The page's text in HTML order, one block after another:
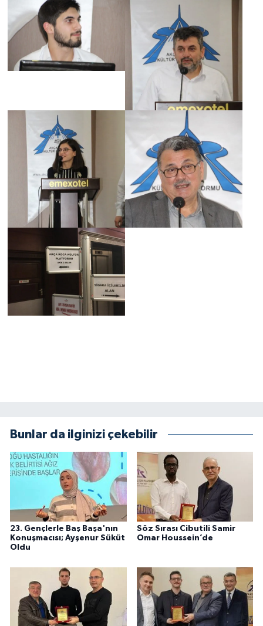
Bunlar da ilginizi çekebilir
23. Gençlerle Baş Başa'nın
Konuşmacısı; Ayşenur Süküt
Oldu
Söz Sırası Cibutili Samir
Omar Houssein’de